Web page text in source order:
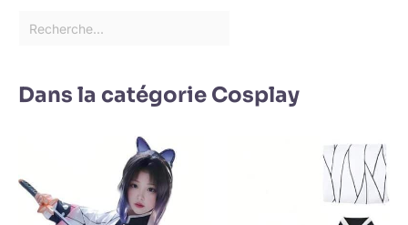
Dans la catégorie Cosplay